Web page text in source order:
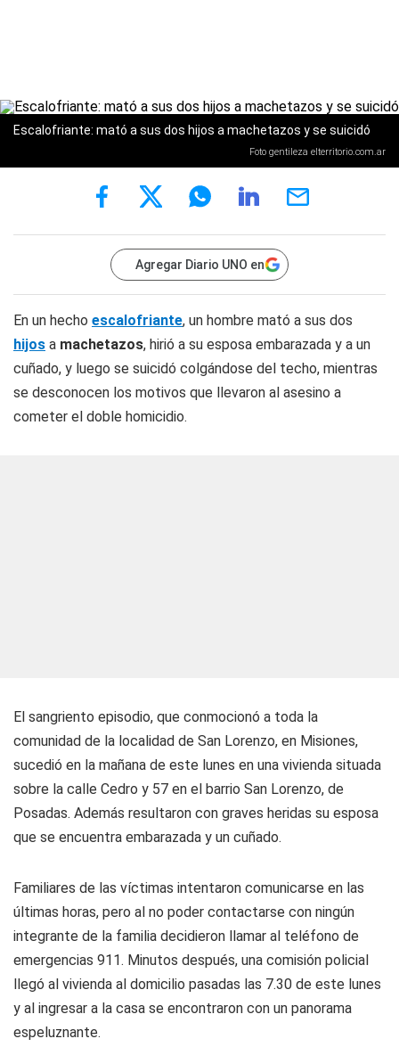
Escalofriante: mató a sus dos hijos a machetazos y se suicidó
Foto gentileza elterritorio.com.ar
Agregar Diario UNO en
En un hecho escalofriante, un hombre mató a sus dos
hijos a machetazos, hirió a su esposa embarazada y a un
cuñado, y luego se suicidó colgándose del techo, mientras
se desconocen los motivos que llevaron al asesino a
cometer el doble homicidio.
El sangriento episodio, que conmocionó a toda la
comunidad de la localidad de San Lorenzo, en Misiones,
sucedió en la mañana de este lunes en una vivienda situada
sobre la calle Cedro y 57 en el barrio San Lorenzo, de
Posadas. Además resultaron con graves heridas su esposa
que se encuentra embarazada y un cuñado.
Familiares de las víctimas intentaron comunicarse en las
últimas horas, pero al no poder contactarse con ningún
integrante de la familia decidieron llamar al teléfono de
emergencias 911. Minutos después, una comisión policial
llegó al vivienda al domicilio pasadas las 7.30 de este lunes
y al ingresar a la casa se encontraron con un panorama
espeluznante.